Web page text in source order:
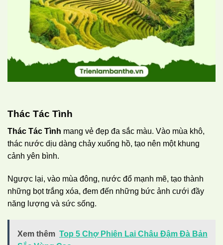
Thác Tác Tình
Thác Tác Tình mang vẻ đẹp đa sắc màu. Vào mùa khô,
thác nước dịu dàng chảy xuống hồ, tạo nên một khung
cảnh yên bình.
Ngược lại, vào mùa đông, nước đổ mạnh mẽ, tạo thành
những bọt trắng xóa, đem đến những bức ảnh cưới đầy
năng lượng và sức sống.
Xem thêm Top 5 Chợ Phiên Lai Châu Đậm Đà Bản